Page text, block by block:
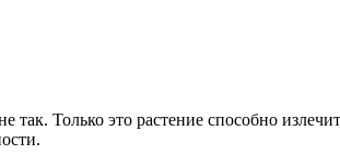
Только это растение способно